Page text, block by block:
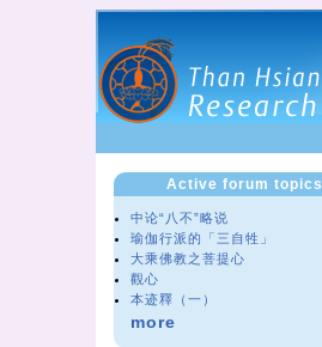
Active forum topics
中论“八不”略说
瑜伽行派的「三自牲」
大乘佛教之菩提心
觀心
本迹釋（一）
more